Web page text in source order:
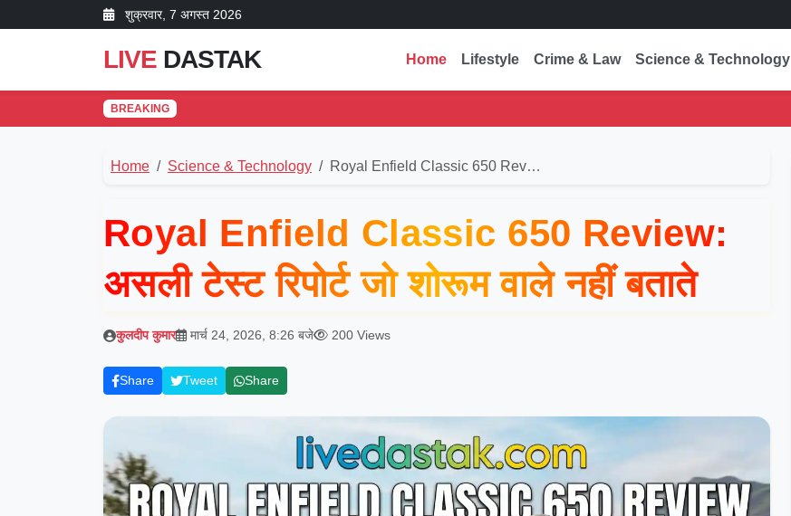
शुक्रवार, 7 अगस्त 2026
LIVE DASTAK Home Lifestyle Crime & Law Science & Technology
BREAKING
Home Science & Technology Royal Enfield Classic 650 Rev…
Royal Enfield Classic 650 Review:
असली टेस्ट रिपोर्ट जो शोरूम वाले नहीं बताते
कुलदीप कुमार मार्च 24, 2026, 8:26 बजे 200 Views
Share Tweet Share